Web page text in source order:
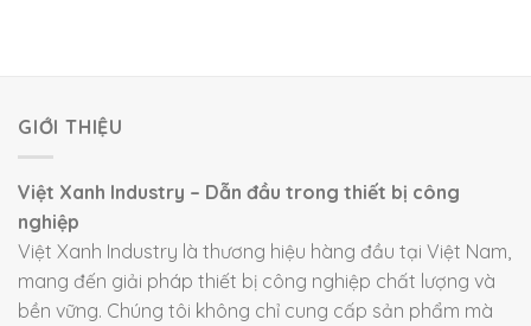
GIỚI THIỆU
Việt Xanh Industry – Dẫn đầu trong thiết bị công
nghiệp
Việt Xanh Industry là thương hiệu hàng đầu tại Việt Nam,
mang đến giải pháp thiết bị công nghiệp chất lượng và
bền vững. Chúng tôi không chỉ cung cấp sản phẩm mà